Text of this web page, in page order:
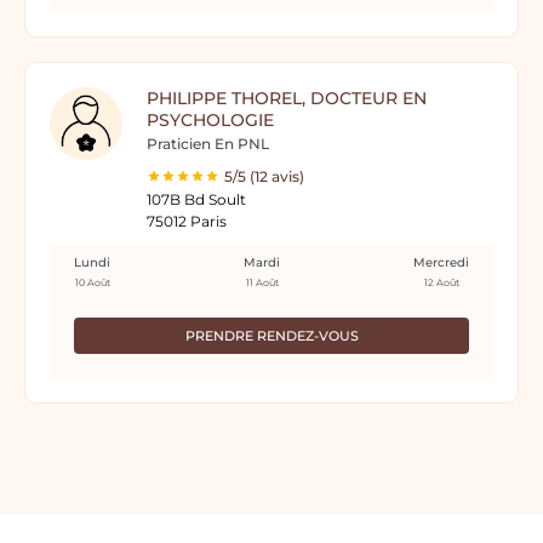
PHILIPPE THOREL, DOCTEUR EN
PSYCHOLOGIE
Praticien En PNL
5/5 (12 avis)
107B Bd Soult
75012 Paris
PRENDRE RENDEZ-VOUS
Lundi
10 Août
Mardi
11 Août
Mercredi
12 Août